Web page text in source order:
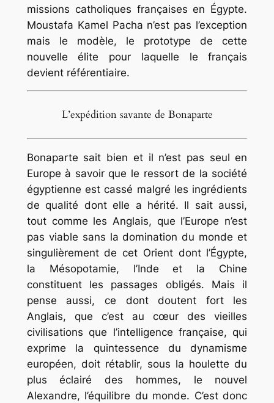
missions catholiques françaises en Égypte.
Moustafa Kamel Pacha n’est pas l’exception
mais le modèle, le prototype de cette
nouvelle élite pour laquelle le français
devient référentiaire.
L’expédition savante de Bonaparte
Bonaparte sait bien et il n’est pas seul en
Europe à savoir que le ressort de la société
égyptienne est cassé malgré les ingrédients
de qualité dont elle a hérité. Il sait aussi,
tout comme les Anglais, que l’Europe n’est
pas viable sans la domination du monde et
singulièrement de cet Orient dont l’Égypte,
la Mésopotamie, l’Inde et la Chine
constituent les passages obligés. Mais il
pense aussi, ce dont doutent fort les
Anglais, que c’est au cœur des vieilles
civilisations que l’intelligence française, qui
exprime la quintessence du dynamisme
européen, doit rétablir, sous la houlette du
plus éclairé des hommes, le nouvel
Alexandre, l’équilibre du monde. C’est donc